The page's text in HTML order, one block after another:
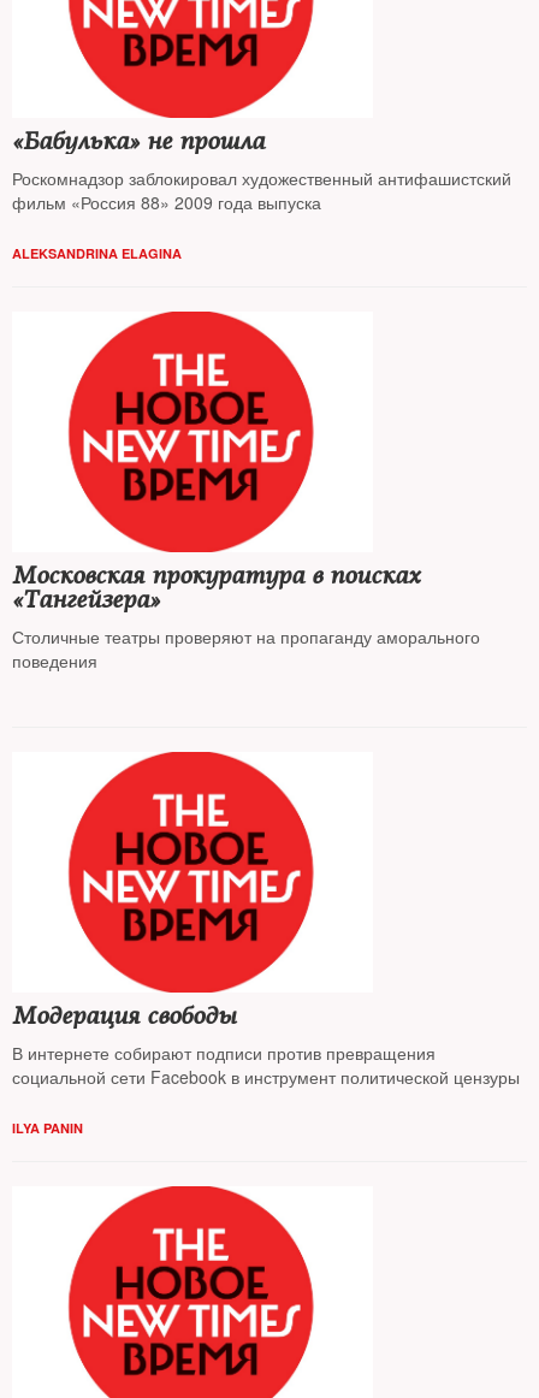
«Бабулька» не прошла
Роскомнадзор заблокировал художественный антифашистский
фильм «Россия 88» 2009 года выпуска
ALEKSANDRINA ELAGINA
Московская прокуратура в поисках
«Тангейзера»
Столичные театры проверяют на пропаганду аморального
поведения
Модерация свободы
В интернете собирают подписи против превращения
социальной сети Facebook в инструмент политической цензуры
ILYA PANIN